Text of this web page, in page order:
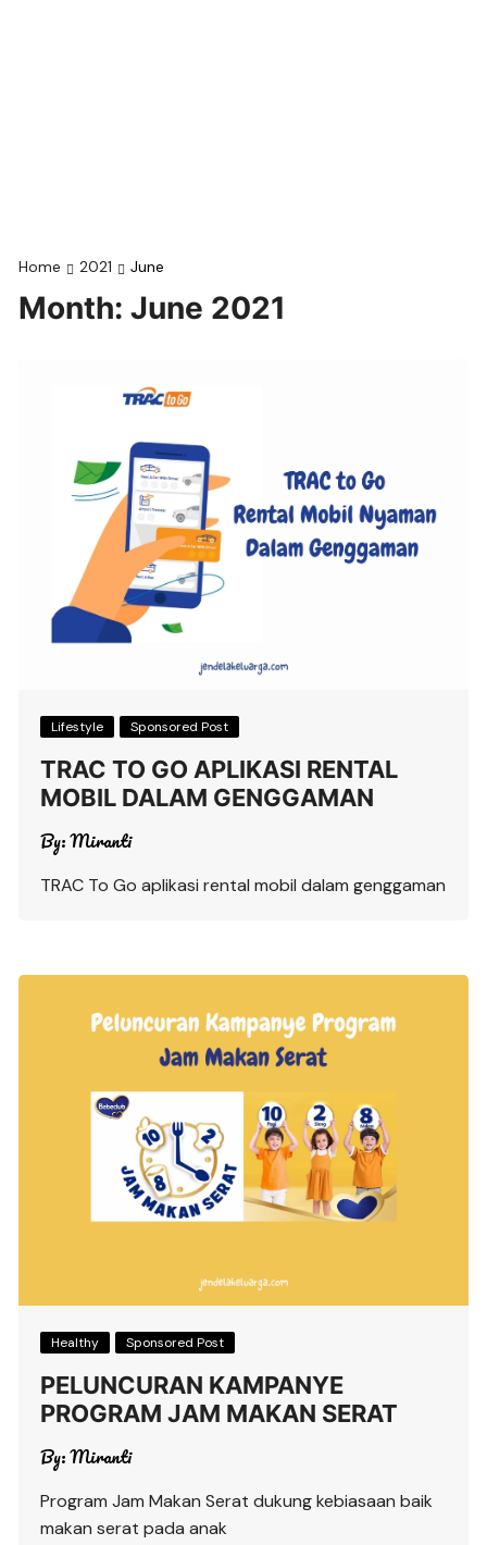
Home 2021 June
Month:June 2021
Lifestyle Sponsored Post
TRAC TO GO APLIKASI RENTAL
MOBIL DALAM GENGGAMAN
By:Miranti
TRAC To Go aplikasi rental mobil dalam genggaman
Healthy Sponsored Post
PELUNCURAN KAMPANYE
PROGRAM JAM MAKAN SERAT
By:Miranti
Program Jam Makan Serat dukung kebiasaan baik
makan serat pada anak